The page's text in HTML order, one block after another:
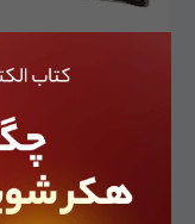
متاورس
باشد؟